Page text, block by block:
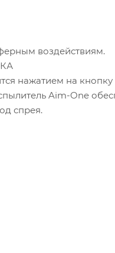
воздействиям.
нажатием на
Aim-One
спрея.